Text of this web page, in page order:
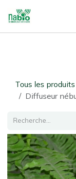
Tous les produits
Diffuseur